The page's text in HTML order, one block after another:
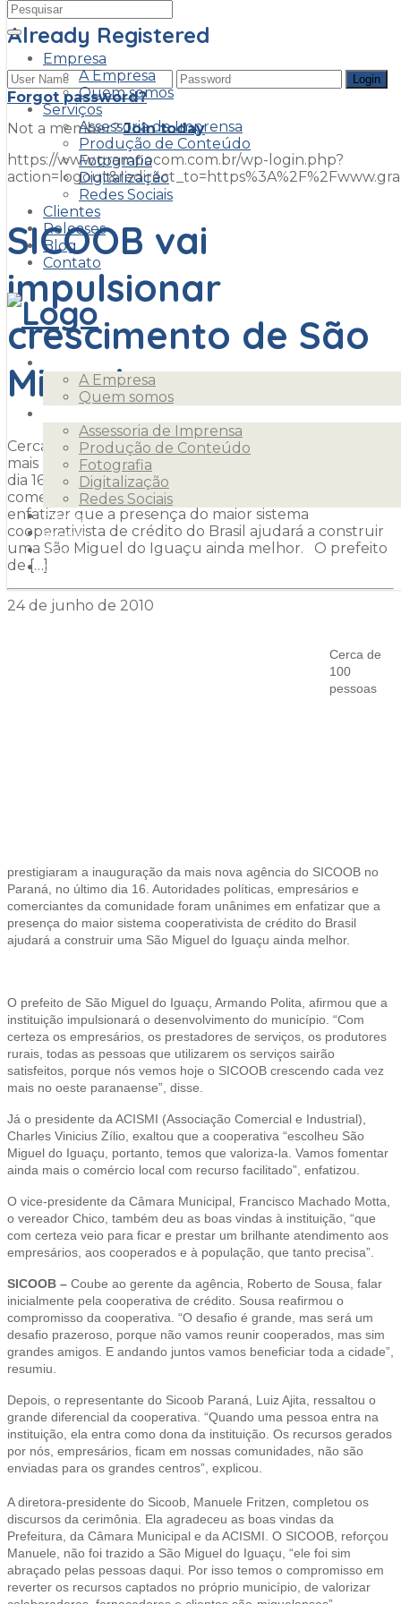
Empresa
A Empresa
Quem somos
Serviços
Assessoria de Imprensa
Produção de Conteúdo
Fotografia
Digitalização
Redes Sociais
Clientes
Releases
Blog
Contato
A Empresa
Quem somos
Assessoria de Imprensa
Produção de Conteúdo
Fotografia
Digitalização
Redes Sociais
Clientes
Releases
Blog
Contato
Already Registered
Forgot password?
Not a member?Join today
https://www.grampocom.com.br/wp-login.php?
SICOOB vai
impulsionar
crescimento de São
Miguel
Cerca de 100 pessoas prestigiaram a inauguração da
mais nova agência do SICOOB no Paraná, no último
dia 16. Autoridades políticas, empresários e
comerciantes da comunidade foram unânimes em
enfatizar que a presença do maior sistema
cooperativista de crédito do Brasil ajudará a construir
uma São Miguel do Iguaçu ainda melhor. O prefeito
de […]
24 de junho de 2010
Cerca de
100
pessoas
prestigiaram a inauguração da mais nova agência do SICOOB no
Paraná, no último dia 16. Autoridades políticas, empresários e
comerciantes da comunidade foram unânimes em enfatizar que a
presença do maior sistema cooperativista de crédito do Brasil
ajudará a construir uma São Miguel do Iguaçu ainda melhor.
O prefeito de São Miguel do Iguaçu, Armando Polita, afirmou que a
instituição impulsionará o desenvolvimento do município. “Com
certeza os empresários, os prestadores de serviços, os produtores
rurais, todas as pessoas que utilizarem os serviços sairão
satisfeitos, porque nós vemos hoje o SICOOB crescendo cada vez
mais no oeste paranaense”, disse.
Já o presidente da ACISMI (Associação Comercial e Industrial),
Charles Vinicius Zílio, exaltou que a cooperativa “escolheu São
Miguel do Iguaçu, portanto, temos que valoriza-la. Vamos fomentar
ainda mais o comércio local com recurso facilitado”, enfatizou.
O vice-presidente da Câmara Municipal, Francisco Machado Motta,
o vereador Chico, também deu as boas vindas à instituição, “que
com certeza veio para ficar e prestar um brilhante atendimento aos
empresários, aos cooperados e à população, que tanto precisa”.
SICOOB – Coube ao gerente da agência, Roberto de Sousa, falar
inicialmente pela cooperativa de crédito. Sousa reafirmou o
compromisso da cooperativa. “O desafio é grande, mas será um
desafio prazeroso, porque não vamos reunir cooperados, mas sim
grandes amigos. E andando juntos vamos beneficiar toda a cidade”,
resumiu.
Depois, o representante do Sicoob Paraná, Luiz Ajita, ressaltou o
grande diferencial da cooperativa. “Quando uma pessoa entra na
instituição, ela entra como dona da instituição. Os recursos gerados
por nós, empresários, ficam em nossas comunidades, não são
enviadas para os grandes centros”, explicou.
A diretora-presidente do Sicoob, Manuele Fritzen, completou os
discursos da cerimônia. Ela agradeceu as boas vindas da
Prefeitura, da Câmara Municipal e da ACISMI. O SICOOB, reforçou
Manuele, não foi trazido a São Miguel do Iguaçu, “ele foi sim
abraçado pelas pessoas daqui. Por isso temos o compromisso em
reverter os recursos captados no próprio município, de valorizar